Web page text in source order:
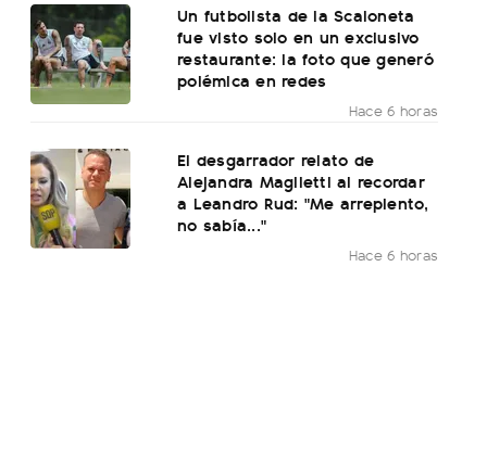
Un futbolista de la Scaloneta
fue visto solo en un exclusivo
restaurante: la foto que generó
polémica en redes
Hace 6 horas
El desgarrador relato de
Alejandra Maglietti al recordar
a Leandro Rud: "Me arrepiento,
no sabía..."
Hace 6 horas